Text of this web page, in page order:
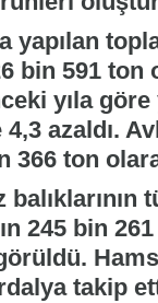
yapılan
bin 591
yıla
4,3 azaldı.
366 ton
245 bin
takip